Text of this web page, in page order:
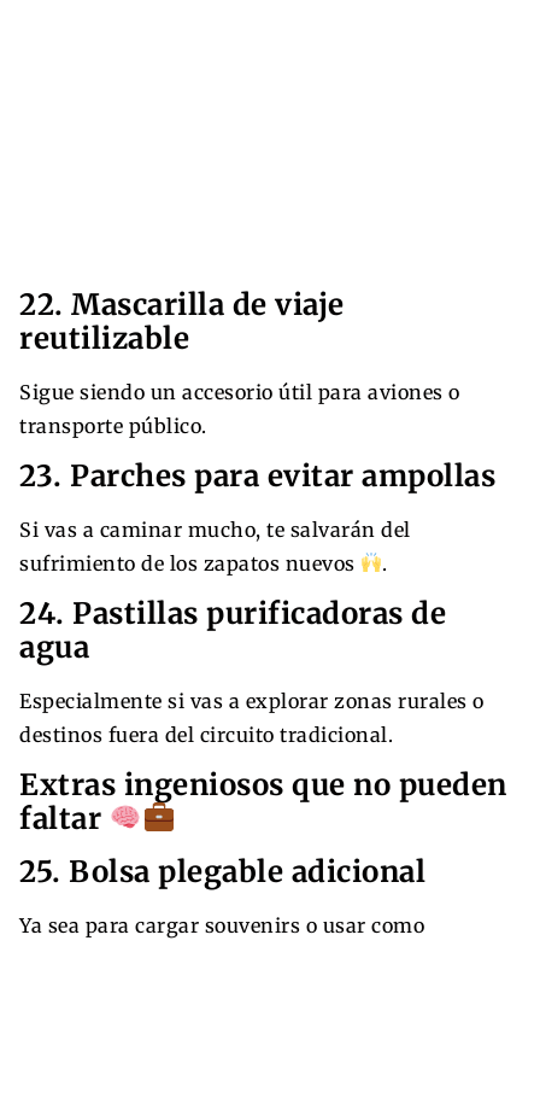
22. Mascarilla de viaje
reutilizable
Sigue siendo un accesorio útil para aviones o
transporte público.
23. Parches para evitar ampollas
Si vas a caminar mucho, te salvarán del
sufrimiento de los zapatos nuevos
.
24. Pastillas purificadoras de
agua
Especialmente si vas a explorar zonas rurales o
destinos fuera del circuito tradicional.
Extras ingeniosos que no pueden
faltar
25. Bolsa plegable adicional
Ya sea para cargar souvenirs o usar como